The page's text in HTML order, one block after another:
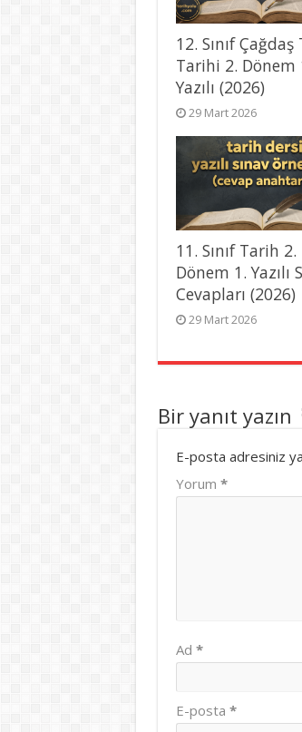
12. Sınıf
Tarihi 2. Dönem
Yazılı (2026)
29 Mart 2026
11. Sınıf Tarih 2.
Dönem 1. Yazılı
Cevapları (2026)
29 Mart 2026
Bir yanıt yazın
E-posta adresiniz
Yorum *
Ad *
E-posta *